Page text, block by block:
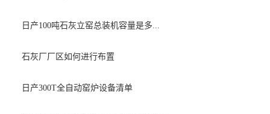
日产100吨石灰立窑总装机容量是多...
石灰厂厂区如何进行布置
日产300T全自动窑炉设备清单